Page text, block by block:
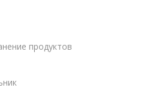
продуктов